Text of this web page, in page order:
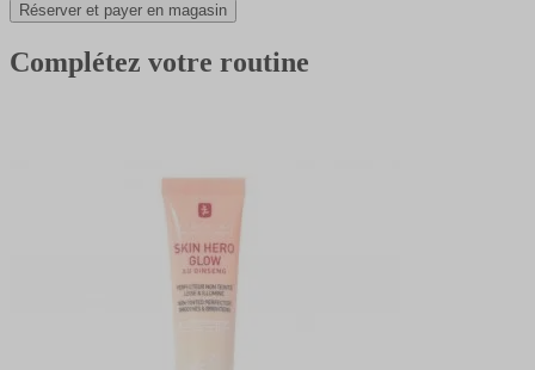
Réserver et payer en magasin
Complétez votre routine